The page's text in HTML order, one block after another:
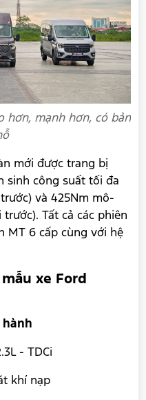
hơn, mạnh hơn, có bản
mới được trang bị
sinh công suất tối đa
và 425Nm mô-
Tất cả các phiên
MT 6 cấp cùng với hệ
xe Ford
- TDCi
khí nạp